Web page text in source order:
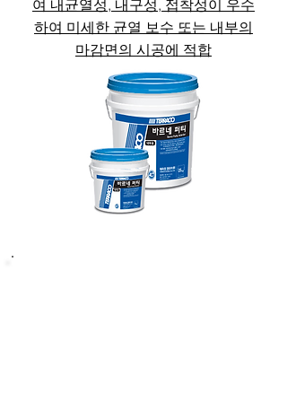
여 내균열성, 내구성, 접착성이 우수
하여 미세한 균열 보수 또는 내부의
마감면의 시공에 적합